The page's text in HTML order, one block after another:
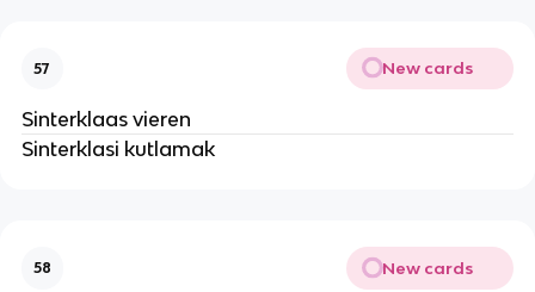
57 New cards
Sinterklaas vieren
Sinterklasi kutlamak
58 New cards